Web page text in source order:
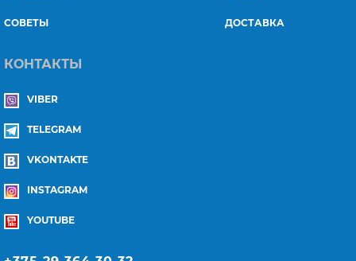
СОВЕТЫ ДОСТАВКА
КОНТАКТЫ
VIBER
TELEGRAM
VKONTAKTE
INSTAGRAM
YOUTUBE